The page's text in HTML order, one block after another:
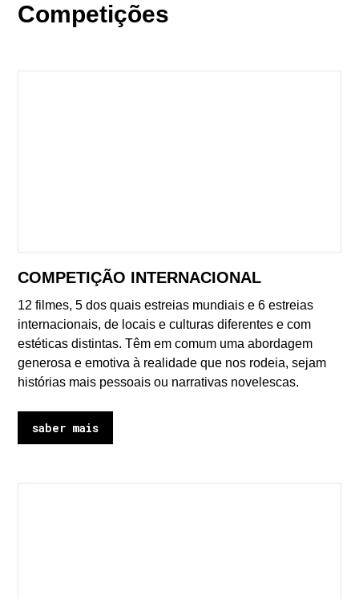
Competições
COMPETIÇÃO INTERNACIONAL
12 filmes, 5 dos quais estreias mundiais e 6 estreias
internacionais, de locais e culturas diferentes e com
estéticas distintas. Têm em comum uma abordagem
generosa e emotiva à realidade que nos rodeia, sejam
histórias mais pessoais ou narrativas novelescas.
saber mais